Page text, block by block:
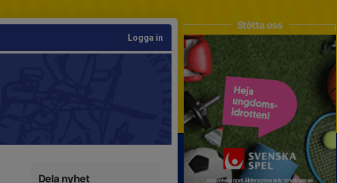
Logga in
Dela nyhet
Stötta oss